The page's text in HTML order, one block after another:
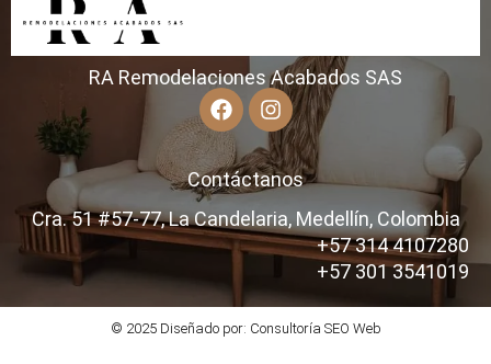
RA Remodelaciones Acabados SAS
Contáctanos
Cra. 51 #57-77, La Candelaria, Medellín, Colombia
+57 314 4107280
+57 301 3541019
© 2025 Diseñado por: Consultoría SEO Web